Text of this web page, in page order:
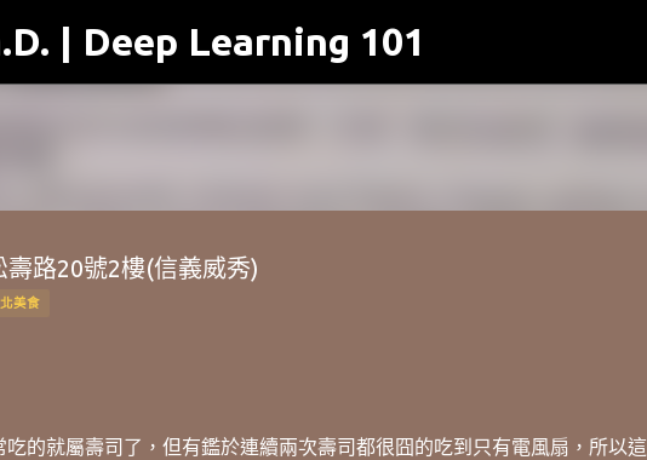
跳到主要內容
| Deep Learning 101
路20號2樓(信義威秀)
美食
的就屬壽司了，但有鑑於連續兩次壽司都很囧的吃到只有電風扇，所以這